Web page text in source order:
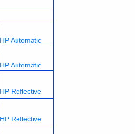
HP Automatic
HP Automatic
HP Reflective
HP Reflective